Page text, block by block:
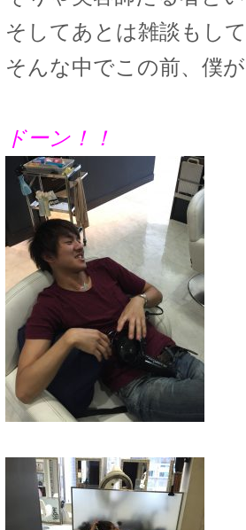
そしてあとは雑談もし
そんな中でこの前、僕
ドーン！！